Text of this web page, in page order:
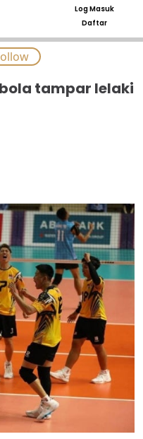
Log Masuk
Daftar
tampar lelaki